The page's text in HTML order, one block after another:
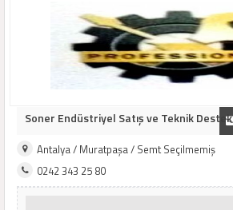
Soner Endüstriyel Satış ve Teknik Destek
Antalya / Muratpaşa / Semt Seçilmemiş
0242 343 25 80